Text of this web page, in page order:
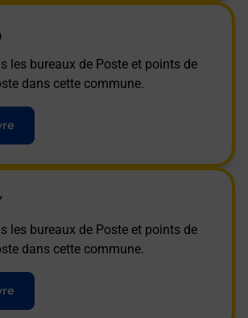
les bureaux de Poste et points de
dans cette commune.
les bureaux de Poste et points de
dans cette commune.